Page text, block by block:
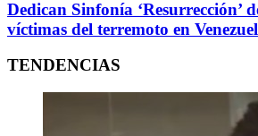
Dedican Sinfonía ‘Resurrección’
víctimas del terremoto en
TENDENCIAS